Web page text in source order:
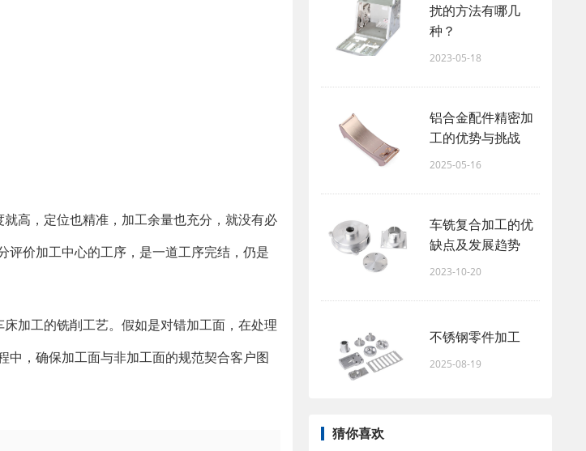
高，定位也精准，加工余量也充分，就没有必
价加工中心的工序，是一道工序完结，仍是
加工的铣削工艺。假如是对错加工面，在处理
，确保加工面与非加工面的规范契合客户图
扰的方法有哪几
种？
2023-05-18
铝合金配件精密加
工的优势与挑战
2025-05-16
车铣复合加工的优
缺点及发展趋势
2023-10-20
不锈钢零件加工
2025-08-19
猜你喜欢